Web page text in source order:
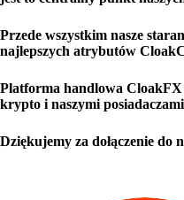
Przede wszystkim nasze
najlepszych atrybutów
Platforma handlowa CloakFX
krypto i naszymi
Dziękujemy za dołączenie do